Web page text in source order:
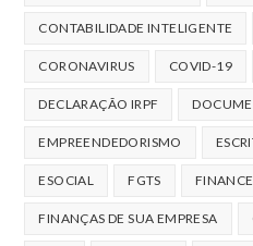
CONTABILIDADE INTELIGENTE
CORONAVIRUS COVID-19
DECLARAÇÃO IRPF
EMPREENDEDORISMO
ESOCIAL FGTS
FINANÇAS DE SUA EMPRESA